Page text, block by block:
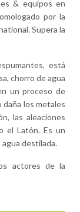
& equipos en
por la
Supera la
está
chorro de agua
un proceso de
los metales
las aleaciones
el Latón. Es un
destilada.
actores de la